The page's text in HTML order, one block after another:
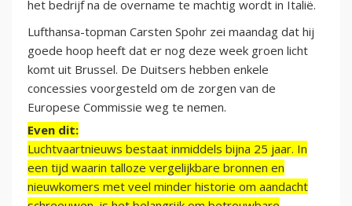
het bedrijf na de overname te machtig wordt in Italië.
Lufthansa-topman Carsten Spohr zei maandag dat hij
goede hoop heeft dat er nog deze week groen licht
komt uit Brussel. De Duitsers hebben enkele
concessies voorgesteld om de zorgen van de
Europese Commissie weg te nemen.
Even dit:
Luchtvaartnieuws bestaat inmiddels bijna 25 jaar. In
een tijd waarin talloze vergelijkbare bronnen en
nieuwkomers met veel minder historie om aandacht